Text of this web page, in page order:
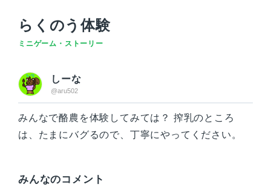
らくのう体験
ミニゲーム・ストーリー
しーな
@aru502
みんなで酪農を体験してみては？ 搾乳のところ
は、たまにバグるので、丁寧にやってください。
みんなのコメント